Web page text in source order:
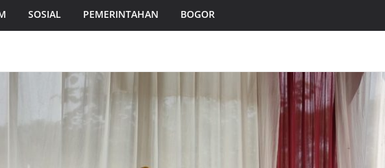
SOSIAL PEMERINTAHAN BOGOR